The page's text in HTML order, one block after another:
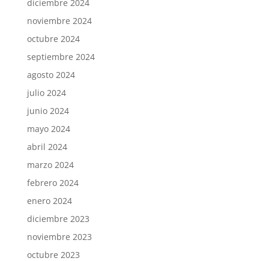
diciembre 2024
noviembre 2024
octubre 2024
septiembre 2024
agosto 2024
julio 2024
junio 2024
mayo 2024
abril 2024
marzo 2024
febrero 2024
enero 2024
diciembre 2023
noviembre 2023
octubre 2023